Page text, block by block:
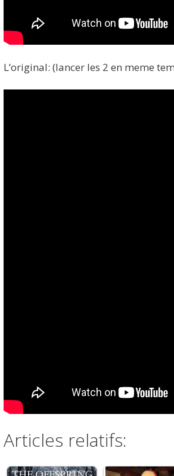
L’original: (lancer les 2 en meme
Articles relatifs: